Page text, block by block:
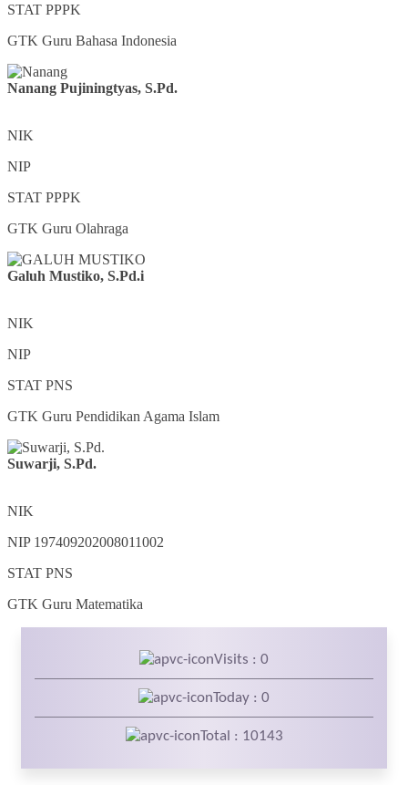
STAT PPPK
GTK Guru Bahasa Indonesia
Nanang Pujiningtyas, S.Pd.
NIK
NIP
STAT PPPK
GTK Guru Olahraga
Galuh Mustiko, S.Pd.i
NIK
NIP
STAT PNS
GTK Guru Pendidikan Agama Islam
Suwarji, S.Pd.
NIK
NIP 197409202008011002
STAT PNS
GTK Guru Matematika
Visits : 0
Today : 0
Total : 10143